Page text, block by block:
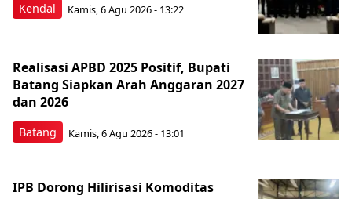
Kendal Kamis, 6 Agu 2026 - 13:22
Batang
Realisasi APBD 2025 Positif, Bupati
Batang Siapkan Arah Anggaran 2027
dan 2026
Kamis, 6 Agu 2026 - 13:01
IPB Dorong Hilirisasi Komoditas